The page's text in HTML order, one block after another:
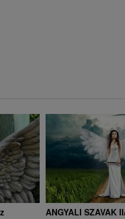
ANGYALI SZAVAK